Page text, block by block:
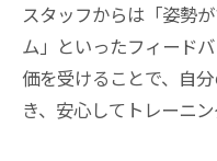
スタッフからは「姿勢
ム」といったフィード
価を受けることで、自
き、安心してトレーニ